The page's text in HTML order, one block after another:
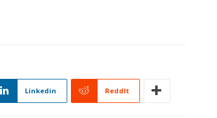
Linkedin ReddIt